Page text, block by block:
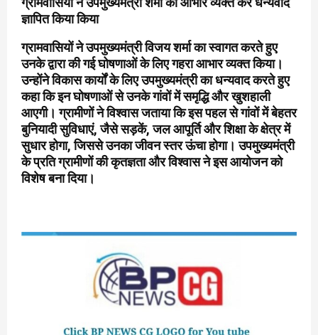
ज्ञापित किया किया
ग्रामवासियों ने उपमुख्यमंत्री विजय शर्मा का स्वागत करते हुए
उनके द्वारा की गई घोषणाओं के लिए गहरा आभार व्यक्त किया।
उन्होंने विकास कार्यों के लिए उपमुख्यमंत्री का धन्यवाद करते हुए
कहा कि इन घोषणाओं से उनके गांवों में समृद्धि और खुशहाली
आएगी। ग्रामीणों ने विश्वास जताया कि इस पहल से गांवों में बेहतर
बुनियादी सुविधाएं, जैसे सड़कें, जल आपूर्ति और शिक्षा के क्षेत्र में
सुधार होगा, जिससे उनका जीवन स्तर ऊंचा होगा। उपमुख्यमंत्री
के प्रति ग्रामीणों की कृतज्ञता और विश्वास ने इस आयोजन को
विशेष बना दिया।